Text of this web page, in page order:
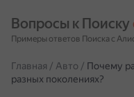
Вопросы к Поиску
Примеры ответов Поиска с
Главная / Авто / Почему
разных поколениях?